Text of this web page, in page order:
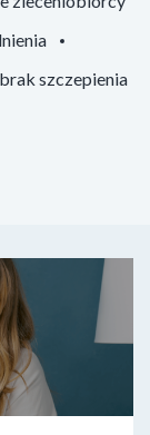
brak szczepienia